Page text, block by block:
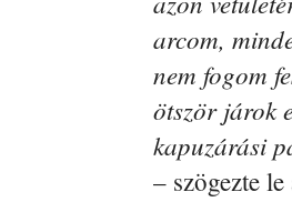
arcom,
nem fogom
ötször járok
kapuzárási
– szögezte